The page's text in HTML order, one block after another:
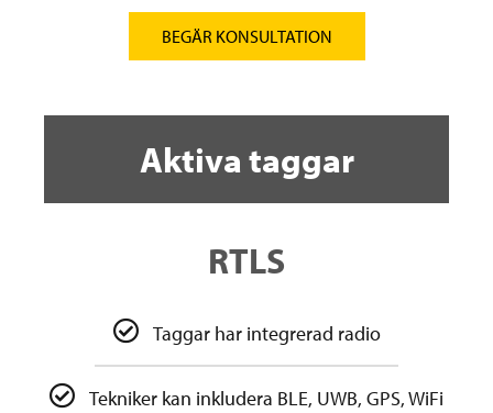
BEGÄR KONSULTATION
Aktiva taggar
RTLS
Taggar har integrerad radio
Tekniker kan inkludera BLE, UWB, GPS, WiFi